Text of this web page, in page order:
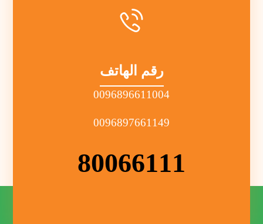
رقم الهاتف
0096896611004
0096897661149
80066111